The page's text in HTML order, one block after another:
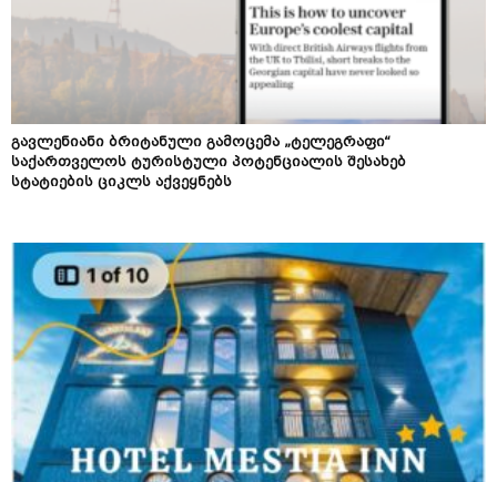
გავლენიანი ბრიტანული გამოცემა „ტელეგრაფი“
საქართველოს ტურისტული პოტენციალის შესახებ
სტატიების ციკლს აქვეყნებს